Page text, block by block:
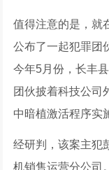
值得注意的是，就
公布了一起犯罪团
今年5月份，长丰
团伙披着科技公司
中暗植激活程序实
经研判，该案主犯
机销售运营分公司。